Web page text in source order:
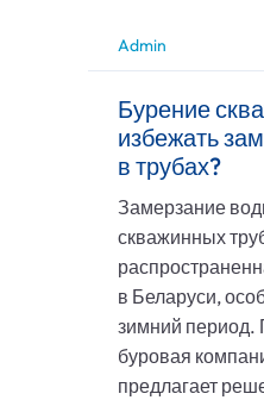
Admin
Бурение
избежать
в трубах?
Замерзание
скважинных
в Беларуси,
зимний период.
буровая
предлагает